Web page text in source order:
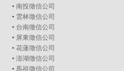
▪ 南投徵信公司
▪ 雲林徵信公司
▪ 台南徵信公司
▪ 屏東徵信公司
▪ 花蓮徵信公司
▪ 澎湖徵信公司
▪ 馬祖徵信公司